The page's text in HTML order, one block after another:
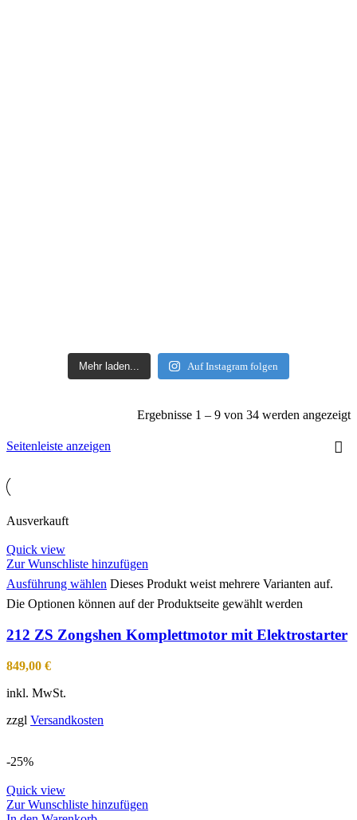
Mehr laden... Auf Instagram folgen
Ergebnisse 1 – 9 von 34 werden angezeigt
Seitenleiste anzeigen
Ausverkauft
Quick view
Zur Wunschliste hinzufügen
Ausführung wählen Dieses Produkt weist mehrere Varianten auf.
Die Optionen können auf der Produktseite gewählt werden
212 ZS Zongshen Komplettmotor mit Elektrostarter
849,00 €
inkl. MwSt.
zzgl Versandkosten
-25%
Quick view
Zur Wunschliste hinzufügen